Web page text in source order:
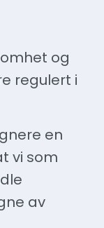
og
regulert i
en
vi som
av